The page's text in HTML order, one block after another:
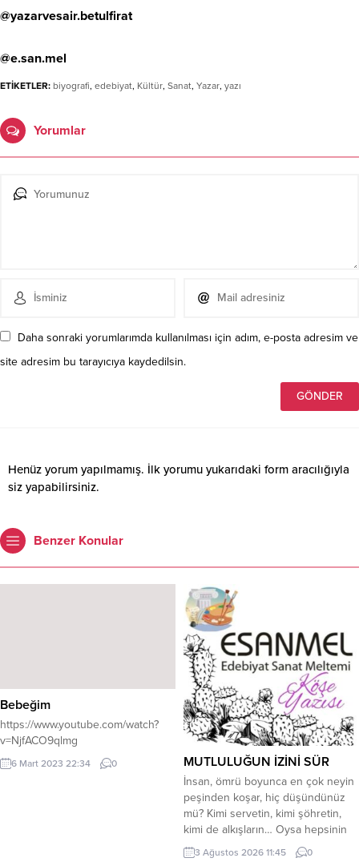
@yazarvesair.betulfirat
@e.san.mel
ETİKETLER: biyografi, edebiyat, Kültür, Sanat, Yazar, yazı
Yorumlar
Daha sonraki yorumlarımda kullanılması için adım, e-posta adresim ve
site adresim bu tarayıcıya kaydedilsin.
Henüz yorum yapılmamış. İlk yorumu yukarıdaki form aracılığıyla
siz yapabilirsiniz.
Benzer Konular
Bebeğim
https://www.youtube.com/watch?
v=NjfACO9qlmg
6 Mart 2023 22:34 0 MUTLULUĞUN İZİNİ SÜR
İnsan, ömrü boyunca en çok neyin
peşinden koşar, hiç düşündünüz
mü? Kimi servetin, kimi şöhretin,
kimi de alkışların… Oysa hepsinin
sonunda varmak istediği tek bir
3 Ağustos 2026 11:45 0